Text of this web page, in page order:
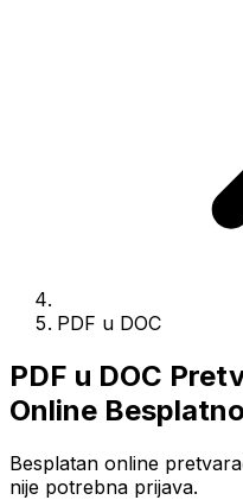
PDF u DOC
PDF u DOC
Online Besplatno
Besplatan online
nije potrebna prijava.